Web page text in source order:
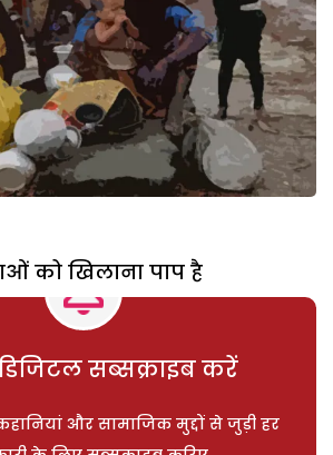
को खिलाना पाप है
सब्सक्राइब करें
और सामाजिक मुद्दों से जुड़ी हर